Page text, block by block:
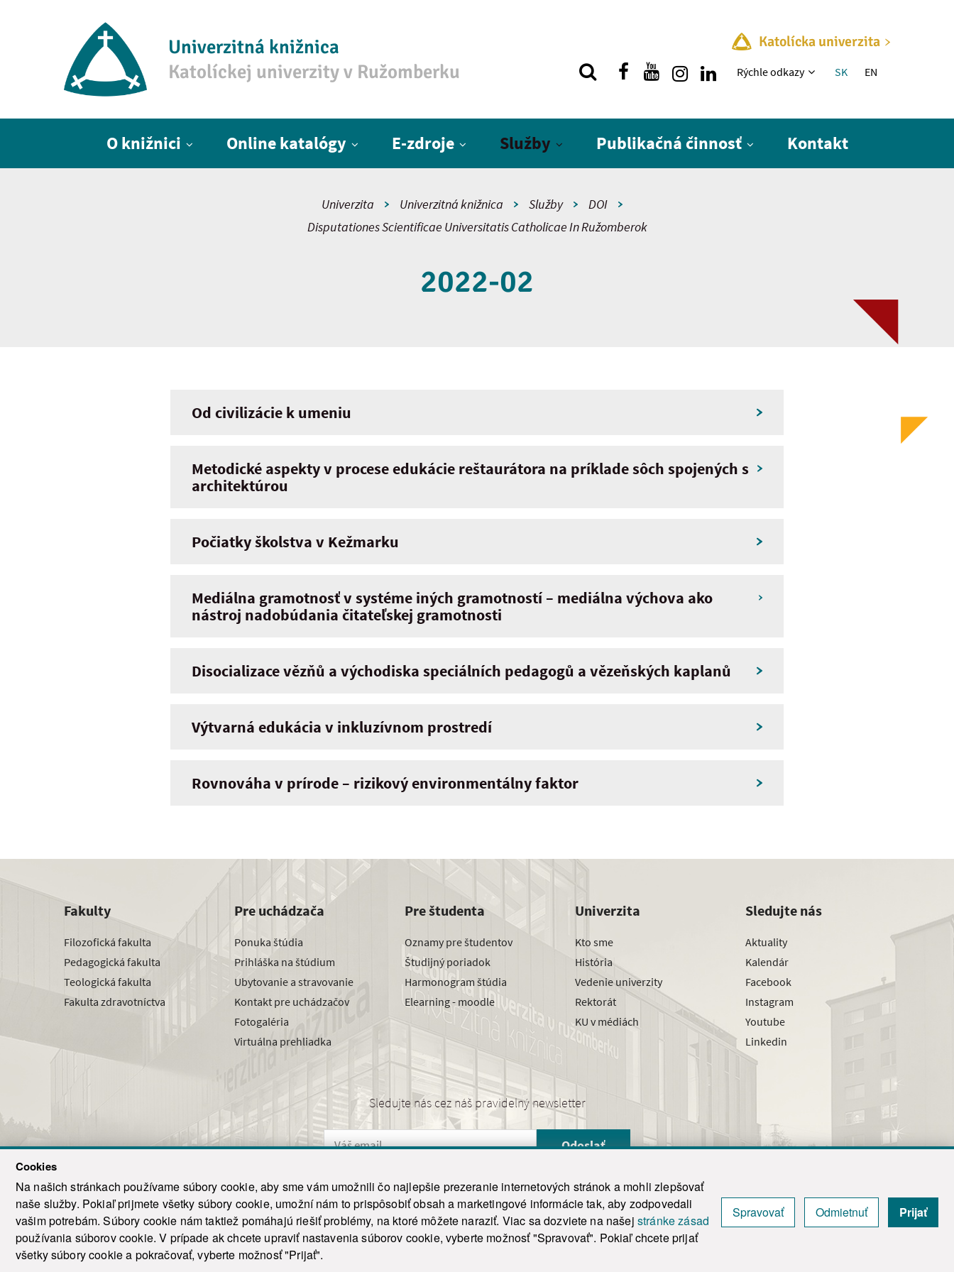
Cookies
Na našich stránkach používame súbory cookie, aby sme vám umožnili čo najlepšie prezeranie internetových stránok a mohli zlepšovať
naše služby. Pokiaľ prijmete všetky súbory cookie, umožní nám to prispôsobiť obsah a marketingové informácie tak, aby zodpovedali
vašim potrebám. Súbory cookie nám taktiež pomáhajú riešiť problémy, na ktoré môžete naraziť. Viac sa dozviete na našej stránke zásad
používania súborov cookie. V prípade ak chcete upraviť nastavenia súborov cookie, vyberte možnosť "Spravovať". Pokiaľ chcete prijať
všetky súbory cookie a pokračovať, vyberte možnosť "Prijať".
Spravovať Odmietnuť Prijať
Univerzitná knižnica
Katolíckej univerzity v Ružomberku
Katolícka univerzita
Rýchle menu
Rýchle odkazy SK EN
O knižnici Online katalógy E-zdroje Služby Publikačná činnosť Kontakt
Univerzita Univerzitná knižnica Služby
DOI
Disputationes Scientificae Universitatis Catholicae In Ružomberok
2022-02
Od civilizácie k umeniu
Metodické aspekty v procese edukácie reštaurátora na príklade sôch spojených s
architektúrou
Počiatky školstva v Kežmarku
Mediálna gramotnosť v systéme iných gramotností – mediálna výchova ako
nástroj nadobúdania čitateľskej gramotnosti
Disocializace vězňů a východiska speciálních pedagogů a vězeňských kaplanů
Výtvarná edukácia v inkluzívnom prostredí
Rovnováha v prírode – rizikový environmentálny faktor
Fakulty
Filozofická fakulta
Pedagogická fakulta
Teologická fakulta
Fakulta zdravotníctva
Pre uchádzača
Ponuka štúdia
Prihláška na štúdium
Ubytovanie a stravovanie
Kontakt pre uchádzačov
Fotogaléria
Virtuálna prehliadka
Pre študenta
Oznamy pre študentov
Študijný poriadok
Harmonogram štúdia
Elearning - moodle
Univerzita
Kto sme
História
Vedenie univerzity
Rektorát
KU v médiách
Sledujte nás
Aktuality
Kalendár
Facebook
Instagram
Youtube
Linkedin
Sledujte nás cez náš pravidelný newsletter
Odoslať
© 2021-2026 ku.sk. Všetky práva vyhradené. | Ochrana osobných údajov | Vyhlásenie o prístupnosti | Admin
This site is protected by reCAPTCHA and the Google Privacy Policy and Terms of Service
apply.
Tvorba stránky WebCreators.sk | Webhosting HostCreators